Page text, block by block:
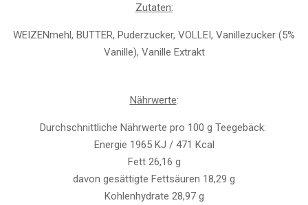
Zutaten:
WEIZENmehl, BUTTER, Puderzucker, VOLLEI, Vanillezucker (5%
Vanille), Vanille Extrakt
Nährwerte:
Durchschnittliche Nährwerte pro 100 g Teegebäck:
Energie 1965 KJ / 471 Kcal
Fett 26,16 g
davon gesättigte Fettsäuren 18,29 g
Kohlenhydrate 28,97 g